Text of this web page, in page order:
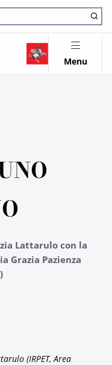
Menu
Lattarulo con la
Grazia Pazienza
(IRPET, Area